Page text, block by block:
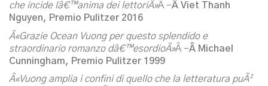
che incide lâ€™anima dei lettoriÂ»Â –Â Viet Thanh
Nguyen, Premio Pulitzer 2016
Â«Grazie Ocean Vuong per questo splendido e
straordinario romanzo dâ€™esordioÂ»Â –Â Michael
Cunningham, Premio Pulitzer 1999
Â«Vuong amplia i confini di quello che la letteratura puÃ²